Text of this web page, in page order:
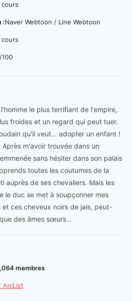
cours
:Naver Webtoon / Line Webtoon
cours
le plus terrifiant de l'empire,
froides et un regard qui peut tuer.
qu'il veut… adopter un enfant !
m'avoir trouvée dans un
sans hésiter dans son palais
toutes les coutumes de la
auprès de ses chevaliers. Mais les
le duc se met à soupçonner mes
et ces cheveux noirs de jais, peut-
des âmes sœurs…
membres
AniList